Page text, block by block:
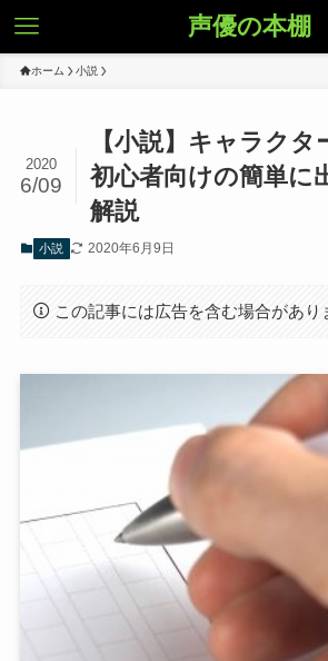
声優の本棚
ホーム 小説
【小説】キャラクタ
初心者向けの簡単に
解説
2020
6/09
小説 2020年6月9日
この記事には広告を含む場合があり